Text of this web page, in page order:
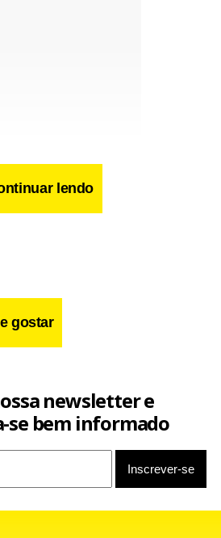
disse Andrea
febre alta.
febre em até 15 dias, é melhor
médico está desatualizado, acha
e continua preocupada? Ligue
lendo
gostar
newsletter e
se bem informado